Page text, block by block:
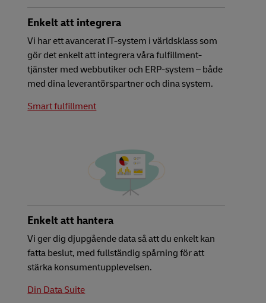
Enkelt att integrera
Vi har ett avancerat IT-system i världsklass som
gör det enkelt att integrera våra fulfillment-
tjänster med webbutiker och ERP-system – både
med dina leverantörspartner och dina system.
Smart fulfillment
Enkelt att hantera
Vi ger dig djupgående data så att du enkelt kan
fatta beslut, med fullständig spårning för att
stärka konsumentupplevelsen.
Din Data Suite